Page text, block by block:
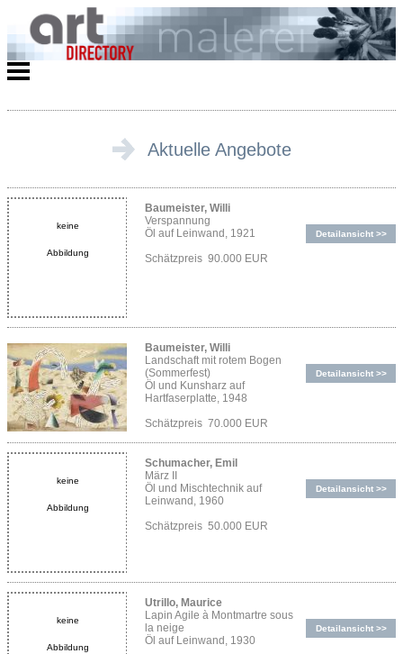
Aktuelle Angebote
keine
Abbildung
Baumeister, Willi
Verspannung
Öl auf Leinwand, 1921
Schätzpreis 90.000 EUR
Detailansicht >>
Baumeister, Willi
Landschaft mit rotem Bogen
(Sommerfest)
Öl und Kunsharz auf
Hartfaserplatte, 1948
Schätzpreis 70.000 EUR
Detailansicht >>
keine
Abbildung
Schumacher, Emil
März II
Öl und Mischtechnik auf
Leinwand, 1960
Schätzpreis 50.000 EUR
Detailansicht >>
keine
Abbildung
Utrillo, Maurice
Lapin Agile à Montmartre sous
la neige
Öl auf Leinwand, 1930
Detailansicht >>